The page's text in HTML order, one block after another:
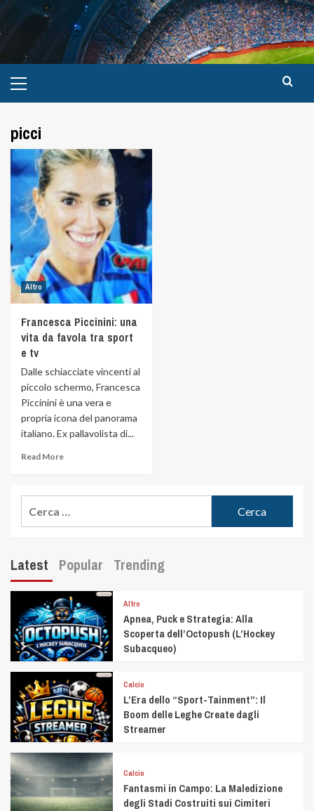
picci
Altro
Francesca Piccinini: una
vita da favola tra sport
e tv
Dalle schiacciate vincenti al
piccolo schermo, Francesca
Piccinini è una vera e
propria icona del panorama
italiano. Ex pallavolista di...
Read More
Latest Popular Trending
Altro
Apnea, Puck e Strategia: Alla
Scoperta dell’Octopush (L’Hockey
Subacqueo)
Calcio
L’Era dello “Sport-Tainment”: Il
Boom delle Leghe Create dagli
Streamer
Calcio
Fantasmi in Campo: La Maledizione
degli Stadi Costruiti sui Cimiteri